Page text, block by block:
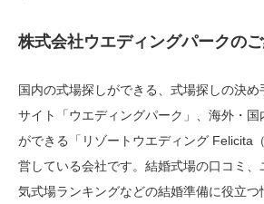
株式会社ウエディングパークの
国内の式場探しができる、式場探しの決め
サイト「ウエディングパーク」、海外・国
ができる「リゾートウエディング Felicita
営している会社です。結婚式場の口コミ、
気式場ランキングなどの結婚準備に役立